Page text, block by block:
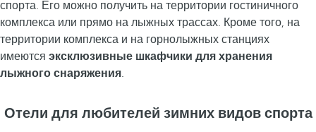
спорта. Его можно получить на территории гостиничного
комплекса или прямо на лыжных трассах. Кроме того, на
территории комплекса и на горнолыжных станциях
имеются эксклюзивные шкафчики для хранения
лыжного снаряжения.
Отели для любителей зимних видов спорта